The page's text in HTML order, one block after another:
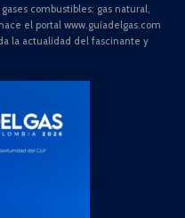
combustibles: gas natural,
el portal www.guiadelgas.com
la actualidad del fascinante y